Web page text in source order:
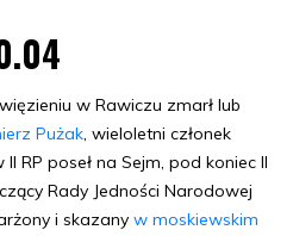
w Rawiczu zmarł lub
Pużak, wieloletni członek
RP poseł na Sejm, pod koniec II
Rady Jedności Narodowej
i skazany w moskiewskim